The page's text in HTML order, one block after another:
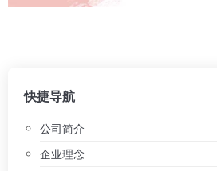
快捷导航
公司简介
企业理念